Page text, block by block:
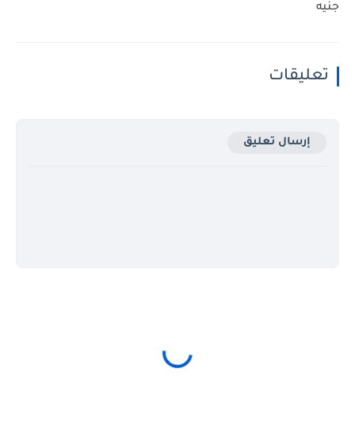
جنيه
تعليقات
إرسال تعليق